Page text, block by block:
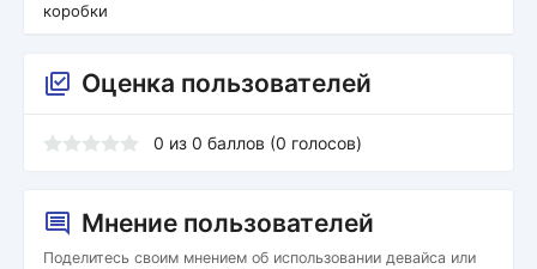
коробки
Оценка пользователей
0 из 0 баллов (0 голосов)
Мнение пользователей
Поделитесь своим мнением об использовании девайса или